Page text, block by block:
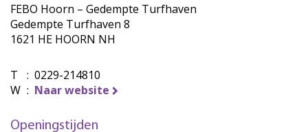
FEBO Hoorn – Gedempte Turfhaven
Gedempte Turfhaven 8
1621 HE HOORN NH
T : 0229-214810
W : Naar website
Openingstijden